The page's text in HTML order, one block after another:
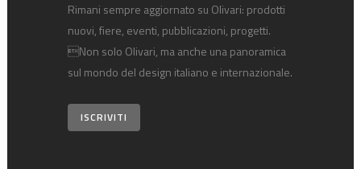
Rimani sempre aggiornato su Olivari: prodotti
nuovi, fiere, eventi, pubblicazioni, progetti.
Non solo Olivari, ma anche una panoramica
sul mondo del design italiano e internazionale.
ISCRIVITI